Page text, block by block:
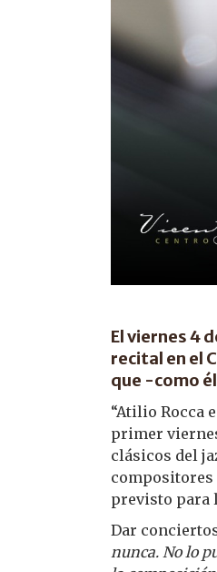
El viernes 4
recital en el
que -como
“Atilio Rocca
primer
clásicos del
compositores
previsto para
Dar
nunca. No lo